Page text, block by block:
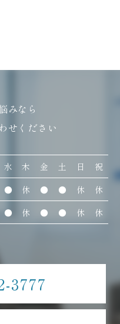
みなら
せください
水 木 金 土 日
祝
● 休 ● ● 休
休
● 休 ● ● 休 休
3777